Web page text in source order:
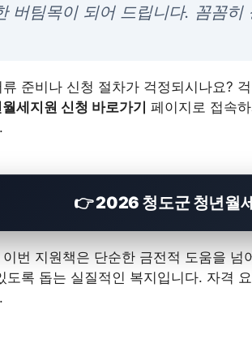
버팀목이 되어 드립니다. 꼼꼼
준비나 신청 절차가 걱정되시나요?
세지원 신청 바로가기 페이지로 접속
👉 2026 청도군 청년월
이번 지원책은 단순한 금전적 도움을
도록 돕는 실질적인 복지입니다. 자격